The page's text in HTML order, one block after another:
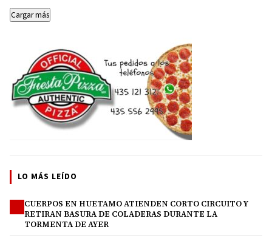
Cargar más
LO MÁS LEÍDO
CUERPOS EN HUETAMO ATIENDEN CORTO CIRCUITO Y
RETIRAN BASURA DE COLADERAS DURANTE LA
TORMENTA DE AYER